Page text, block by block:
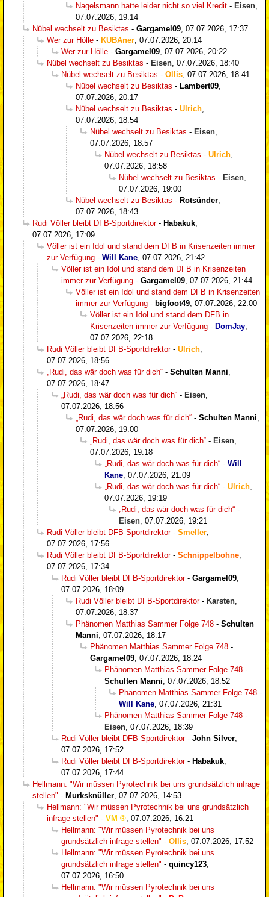
Nagelsmann hatte leider nicht so viel Kredit - Eisen
07.07.2026, 19:14
Nübel wechselt zu Besiktas - Gargamel09 07.07.2026, 17:37
Wer zur Hölle - KUBAner 07.07.2026, 20:14
Wer zur Hölle - Gargamel09 07.07.2026, 20:22
Nübel wechselt zu Besiktas - Eisen 07.07.2026, 18:40
Nübel wechselt zu Besiktas - Ollis 07.07.2026, 18:41
Nübel wechselt zu Besiktas - Lambert09
07.07.2026, 20:17
Nübel wechselt zu Besiktas - Ulrich
07.07.2026, 18:54
Nübel wechselt zu Besiktas - Eisen
07.07.2026, 18:57
Nübel wechselt zu Besiktas - Ulrich
07.07.2026, 18:58
Nübel wechselt zu Besiktas - Eisen
07.07.2026, 19:00
Nübel wechselt zu Besiktas - Rotsünder
07.07.2026, 18:43
Rudi Völler bleibt DFB-Sportdirektor- Habakuk
07.07.2026, 17:09
Völler ist ein Idol und stand dem DFB in Krisenzeiten immer
zur Verfügung - Will Kane 07.07.2026, 21:42
Völler ist ein Idol und stand dem DFB in Krisenzeiten
immer zur Verfügung - Gargamel09 07.07.2026, 21:44
Völler ist ein Idol und stand dem DFB in Krisenzeiten
immer zur Verfügung - bigfoot49 07.07.2026, 22:00
Völler ist ein Idol und stand dem DFB in
Krisenzeiten immer zur Verfügung - DomJay
07.07.2026, 22:18
Rudi Völler bleibt DFB-Sportdirektor- Ulrich
07.07.2026, 18:56
„Rudi, das wär doch was für dich“ - Schulten Manni
07.07.2026, 18:47
„Rudi, das wär doch was für dich“ - Eisen
07.07.2026, 18:56
„Rudi, das wär doch was für dich“ - Schulten Manni
07.07.2026, 19:00
„Rudi, das wär doch was für dich“ - Eisen
07.07.2026, 19:18
„Rudi, das wär doch was für dich“ - Will
Kane 07.07.2026, 21:09
„Rudi, das wär doch was für dich“ - Ulrich
07.07.2026, 19:19
„Rudi, das wär doch was für dich“ -
Eisen 07.07.2026, 19:21
Rudi Völler bleibt DFB-Sportdirektor- Smeller
07.07.2026, 17:56
Rudi Völler bleibt DFB-Sportdirektor- Schnippelbohne
07.07.2026, 17:34
Rudi Völler bleibt DFB-Sportdirektor- Gargamel09
07.07.2026, 18:09
Rudi Völler bleibt DFB-Sportdirektor- Karsten
07.07.2026, 18:37
Phänomen Matthias Sammer Folge 748 - Schulten
Manni 07.07.2026, 18:17
Phänomen Matthias Sammer Folge 748 -
Gargamel09 07.07.2026, 18:24
Phänomen Matthias Sammer Folge 748 -
Schulten Manni 07.07.2026, 18:52
Phänomen Matthias Sammer Folge 748 -
Will Kane 07.07.2026, 21:31
Phänomen Matthias Sammer Folge 748 -
Eisen 07.07.2026, 18:39
Rudi Völler bleibt DFB-Sportdirektor- John Silver
07.07.2026, 17:52
Rudi Völler bleibt DFB-Sportdirektor- Habakuk
07.07.2026, 17:44
Hellmann: "Wir müssen Pyrotechnik bei uns grundsätzlich infrage
stellen" - Murksknüller 07.07.2026, 14:53
Hellmann: "Wir müssen Pyrotechnik bei uns grundsätzlich
infrage stellen" - VM
07.07.2026, 16:21
Hellmann: "Wir müssen Pyrotechnik bei uns
grundsätzlich infrage stellen" - Ollis 07.07.2026, 17:52
Hellmann: "Wir müssen Pyrotechnik bei uns
grundsätzlich infrage stellen" - quincy123
07.07.2026, 16:50
Hellmann: "Wir müssen Pyrotechnik bei uns